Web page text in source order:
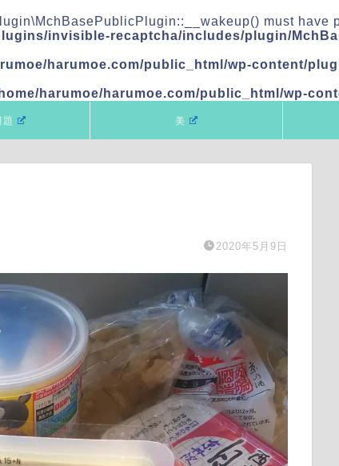
must have
invisible-recaptcha/includes/plugin/
harumoe.com/public_html/wp-content/
harumoe/harumoe.com/public_html/wp-
美
2020年5月9日